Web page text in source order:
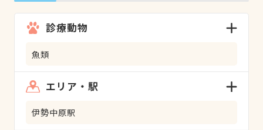
診療動物
魚類
エリア・駅
伊勢中原駅